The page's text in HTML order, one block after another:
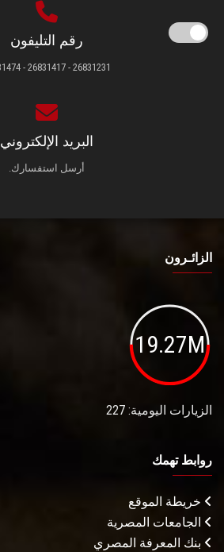
رقم التليفون
26831231 - 26831417 - 26831474
البريد الإلكتروني
أرسل استفسارك.
الزائـرون
19.27M
الزيارات اليومية: 227
روابط تهمك
خريطة الموقع
الجامعات المصرية
بنك المعرفة المصري